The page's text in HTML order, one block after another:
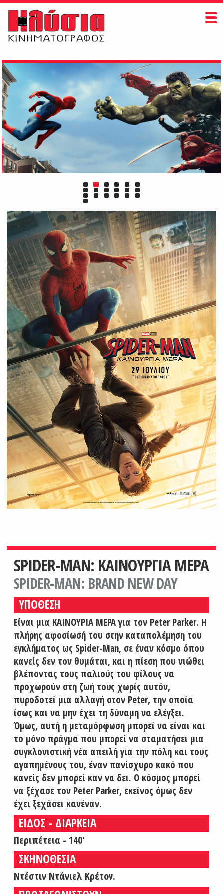
ΗΛΥΣΙΑ
ΠAIZONTAI ΤΩΡΑ
ΠΡΟΣΕΧΩΣ
ΕΚΔΗΛΩΣΕΙΣ
ΠΛΗΡΟΦΟΡΙΕΣ
SPIDER-MAN: ΚΑΙΝΟΥΡΓΙΑ ΜΕΡΑ
SPIDER-MAN: BRAND NEW DAY
ΥΠΟΘΕΣΗ
Είναι μια ΚΑΙΝΟΥΡΙΑ ΜΕΡΑ για τον Peter Parker. Η
πλήρης αφοσίωσή του στην καταπολέμηση του
εγκλήματος ως Spider-Man, σε έναν κόσμο όπου
κανείς δεν τον θυμάται, και η πίεση που νιώθει
βλέποντας τους παλιούς του φίλους να
προχωρούν στη ζωή τους χωρίς αυτόν,
πυροδοτεί μια αλλαγή στον Peter, την οποία
ίσως και να μην έχει τη δύναμη να ελέγξει.
Όμως, αυτή η μεταμόρφωση μπορεί να είναι και
το μόνο πράγμα που μπορεί να σταματήσει μια
συγκλονιστική νέα απειλή για την πόλη και τους
αγαπημένους του, έναν πανίσχυρο κακό που
κανείς δεν μπορεί καν να δει. Ο κόσμος μπορεί
να ξέχασε τον Peter Parker, εκείνος όμως δεν
έχει ξεχάσει κανέναν.
ΕΙΔΟΣ - ΔΙΑΡΚΕΙΑ
Περιπέτεια - 140'
ΣΚΗΝΟΘΕΣΙΑ
Ντέστιν Ντάνιελ Κρέτον.